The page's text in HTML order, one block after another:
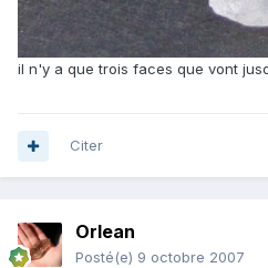
il n'y a que trois faces que vont
Citer
Orlean
Posté(e) 9 octobre 2007